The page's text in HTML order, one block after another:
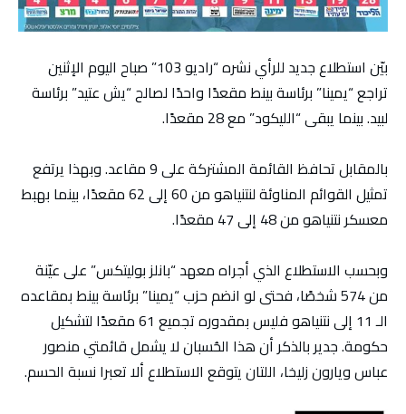
بيّن استطلاع جديد للرأي نشره “راديو 103” صباح اليوم الإثنين
تراجع “يمينا” برئاسة بينط مقعدًا واحدًا لصالح “يش عتيد” برئاسة
لبيد. بينما يبقى “الليكود” مع 28 مقعدًا.
بالمقابل تحافظ القائمة المشتركة على 9 مقاعد. وبهذا يرتفع
تمثيل القوائم المناوئة لنتنياهو من 60 إلى 62 مقعدًا، بينما بهبط
معسكر نتنياهو من 48 إلى 47 مقعدًا.
وبحسب الاستطلاع الذي أجراه معهد “بانلز بوليتكس” على عيّنة
من 574 شخصًا، فحتى لو انضم حزب “يمينا” برئاسة بينط بمقاعده
الـ 11 إلى نتنياهو فليس بمقدوره تجميع 61 مقعدًا لتشكيل
حكومة. جدير بالذكر أن هذا الحُسبان لا يشمل قائمتي منصور
عباس ويارون زليخا، اللتان يتوقع الاستطلاع ألا تعبرا نسبة الحسم.